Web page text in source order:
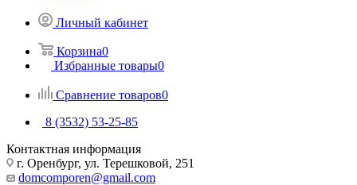
Личный кабинет
Корзина0
Избранные товары0
Сравнение товаров0
8 (3532) 53-25-85
Контактная информация
г. Оренбург, ул. Терешковой, 251
domcomporen@gmail.com